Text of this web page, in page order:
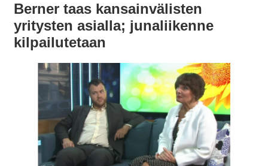
Berner taas kansainvälisten
yritysten asialla; junaliikenne
kilpailutetaan